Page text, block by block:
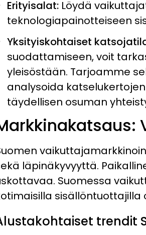
Erityisalat: Löydä
teknologiapainotteiseen
Yksityiskohtaiset
suodattamiseen, voit
yleisöstään. Tarjoamme
analysoida
täydellisen osuman
läpinäkyvyyttä.
Suomessa
sisällöntuottajilla
trendit